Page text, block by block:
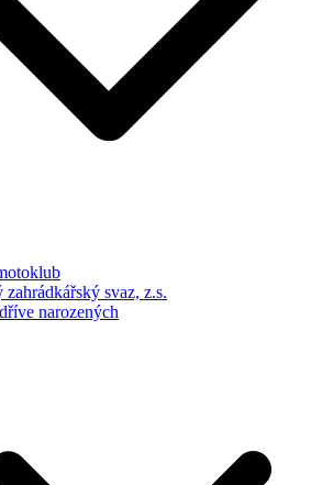
zahrádkářský svaz, z.s.
narozených